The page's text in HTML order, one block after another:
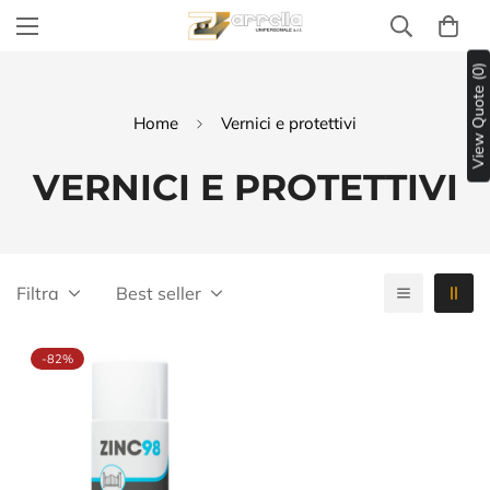
Home Vernici e protettivi
VERNICI E PROTETTIVI
Filtra Best seller
-82%
View Quote (0)